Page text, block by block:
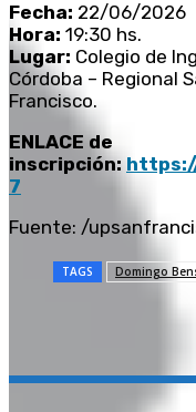
Fecha: 22/06/2026
Hora: 19:30 hs.
Lugar: Colegio de
Córdoba – Regional
Francisco.
ENLACE de
inscripción:
7
Fuente: /
TAGS Domingo